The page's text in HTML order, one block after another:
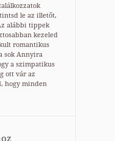
le az illetőt,
alábbi tippek
kezeled
romantikus
sok Annyira
a szimpatikus
ott vár az
hogy minden